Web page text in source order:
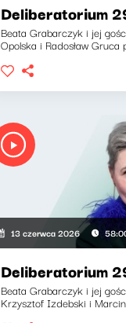
Deliberatorium
Beata Grabarczyk i jej
Opolska i Radosław Gruca
13 czerwca 2026
Deliberatorium
Beata Grabarczyk i jej
Krzysztof Izdebski i